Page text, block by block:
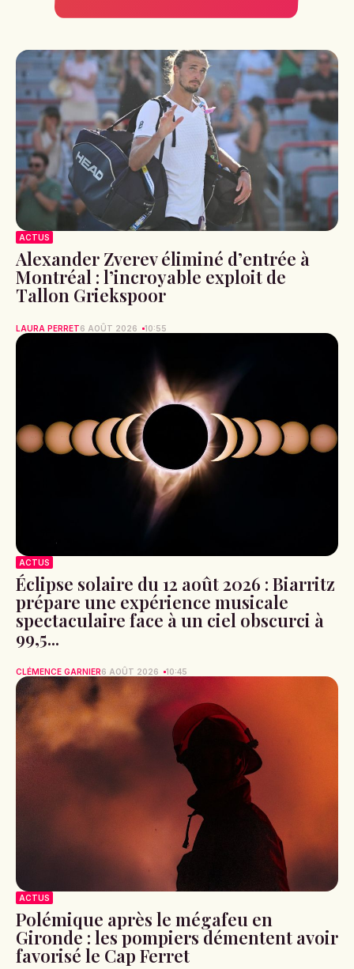
ACTUS
Alexander Zverev éliminé d’entrée à
Montréal : l’incroyable exploit de
Tallon Griekspoor
LAURA PERRET6 AOÛT 2026 10:55
ACTUS
Éclipse solaire du 12 août 2026 : Biarritz
prépare une expérience musicale
spectaculaire face à un ciel obscurci à
99,5...
CLÉMENCE GARNIER6 AOÛT 2026 10:45
ACTUS
Polémique après le mégafeu en
Gironde : les pompiers démentent avoir
favorisé le Cap Ferret